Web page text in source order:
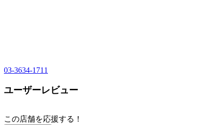
03-3634-1711
ユーザーレビュー
この店舗を応援する！